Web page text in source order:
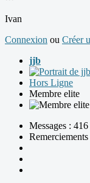
Ivan
Connexion ou Créer
jjb
Hors Ligne
Membre elite
Messages : 416